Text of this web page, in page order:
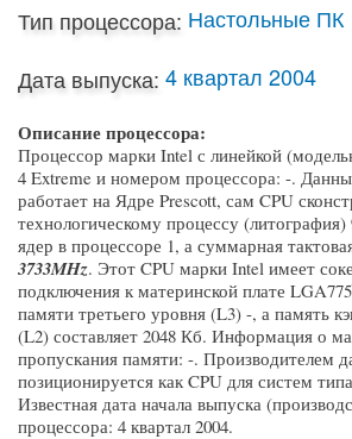
Тип процессора: Настольные ПК
Дата выпуска: 4 квартал 2004
Описание процессора:
Процессор марки Intel с линейкой
4 Extreme и номером процессора: -.
работает на Ядре Prescott, сам CPU
технологическому процессу
ядер в процессоре 1, а суммарная
3733MHz. Этот CPU марки Intel имеет
подключения к материнской плате
памяти третьего уровня (L3) -, а память
(L2) составляет 2048 Кб. Информация о
пропускания памяти: -. Производителем
позиционируется как CPU для систем
Известная дата начала выпуска
процессора: 4 квартал 2004.